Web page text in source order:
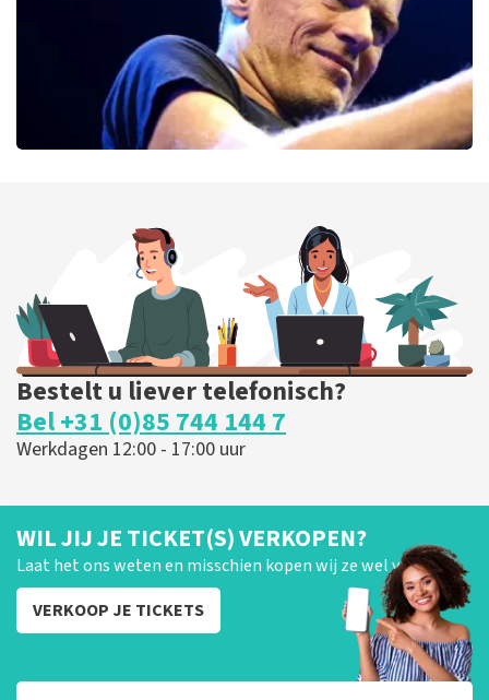
BESTEL NU
Bestelt u liever telefonisch?
Bel +31 (0)85 744 144 7
Werkdagen 12:00 - 17:00 uur
WIL JIJ JE TICKET(S) VERKOPEN?
Laat het ons weten en misschien kopen wij ze wel van je!
VERKOOP JE TICKETS